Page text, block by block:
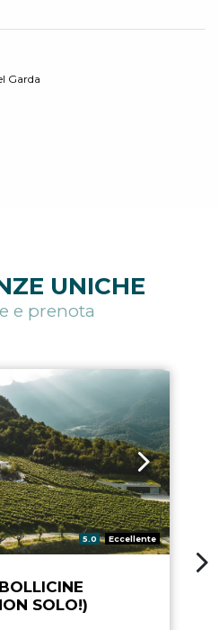
Garda
UNICHE
e prenota
Valutazione:
5.0 Eccellente
SOLO!)